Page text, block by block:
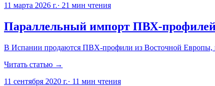
11 марта 2026 г.· 21 мин чтения
Параллельный импорт ПВХ-
В Испании продаются ПВХ-профили из Восточной Европы,
Читать статью →
11 сентября 2020 г.· 11 мин чтения